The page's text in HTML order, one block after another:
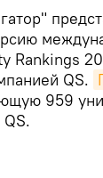
Rankings
QS.
959